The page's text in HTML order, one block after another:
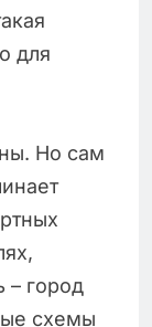
для
Но сам
– город
схемы